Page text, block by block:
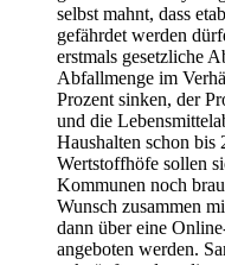
selbst mahnt, dass
gefährdet werden
erstmals gesetzliche
Abfallmenge im
Prozent sinken, der
und die
Haushalten schon bis
Wertstoffhöfe sollen
Kommunen noch
Wunsch zusammen
dann über eine
angeboten werden.